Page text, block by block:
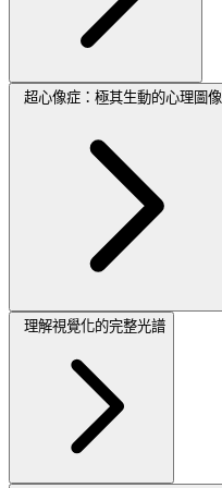
超心像症：極其生動的心理圖像
理解視覺化的完整光譜